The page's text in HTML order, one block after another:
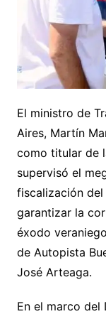
El ministro de
Aires, Martín
como titular de
supervisó el
fiscalización
garantizar la
éxodo
de Autopista
José Arteaga.
En el marco del